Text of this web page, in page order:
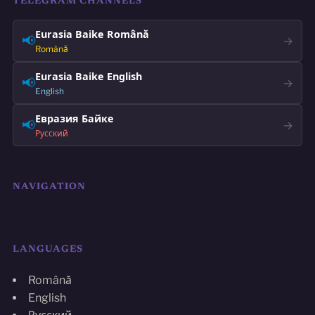
📢Eurasia Baike Română
Română
→
📢Eurasia Baike English
English
→
📢Евразия Байке
Русский
→
NAVIGATION
LANGUAGES
Română
English